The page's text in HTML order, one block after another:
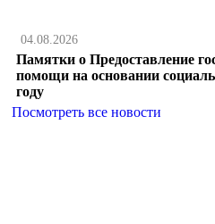
04.08.2026
Памятки о Предоставление
помощи на основании
году
Посмотреть все новости